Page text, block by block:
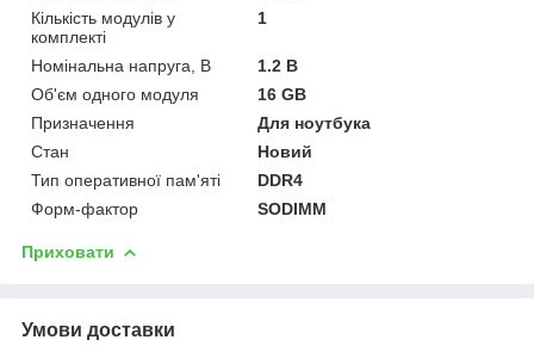
Кількість модулів у
комплекті
1
Номінальна напруга, В
1.2 В
Об'єм одного модуля
16 GB
Призначення
Для ноутбука
Стан
Новий
Тип оперативної пам'яті
DDR4
Форм-фактор
SODIMM
Приховати
Умови доставки